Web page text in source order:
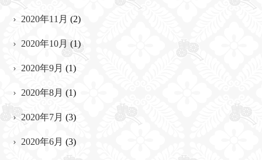
2020年11月 (2)
2020年10月 (1)
2020年9月 (1)
2020年8月 (1)
2020年7月 (3)
2020年6月 (3)